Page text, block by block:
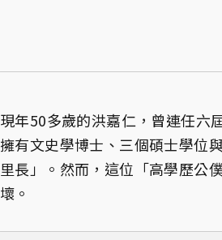
現年50多歲的洪嘉仁，曾連任六
擁有文史學博士、三個碩士學位
里長」。然而，這位「高學歷公
壞。